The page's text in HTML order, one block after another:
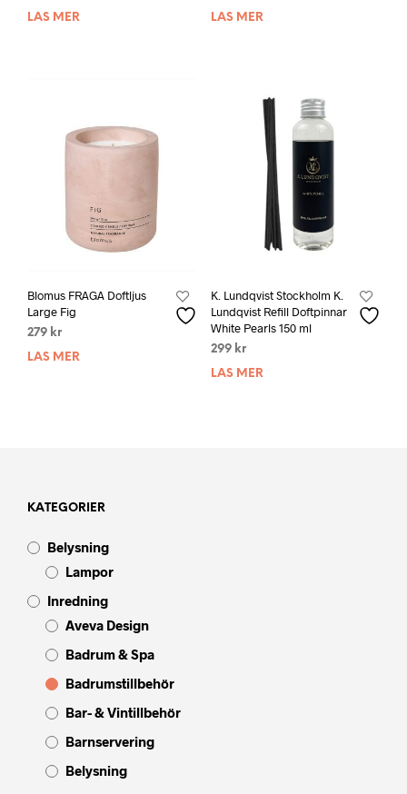
LÄS MER LÄS MER
Blomus FRAGA Doftljus
Large Fig
279 kr
LÄS MER
K. Lundqvist Stockholm K.
Lundqvist Refill Doftpinnar
White Pearls 150 ml
299 kr
LÄS MER
KATEGORIER
Belysning
Lampor
Inredning
Aveva Design
Badrum & Spa
Badrumstillbehör
Bar- & Vintillbehör
Barnservering
Belysning